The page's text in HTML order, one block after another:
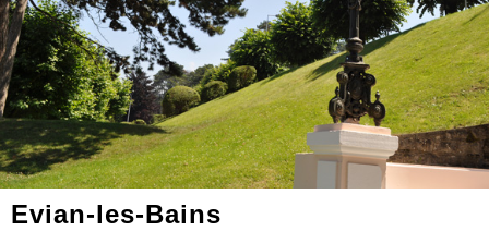
Evian-les-Bains